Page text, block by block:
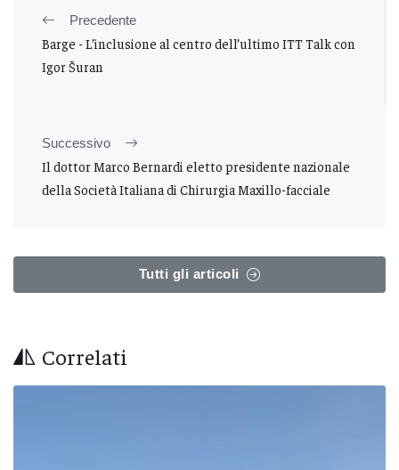
Precedente
Barge - L’inclusione al centro dell’ultimo ITT Talk con
Igor Šuran
Successivo
Il dottor Marco Bernardi eletto presidente nazionale
della Società Italiana di Chirurgia Maxillo-facciale
Tutti gli articoli
Correlati